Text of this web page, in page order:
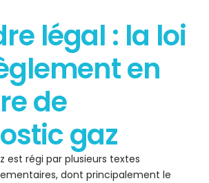
légal : la loi
en
de
gaz
est régi par plusieurs textes
dont principalement le